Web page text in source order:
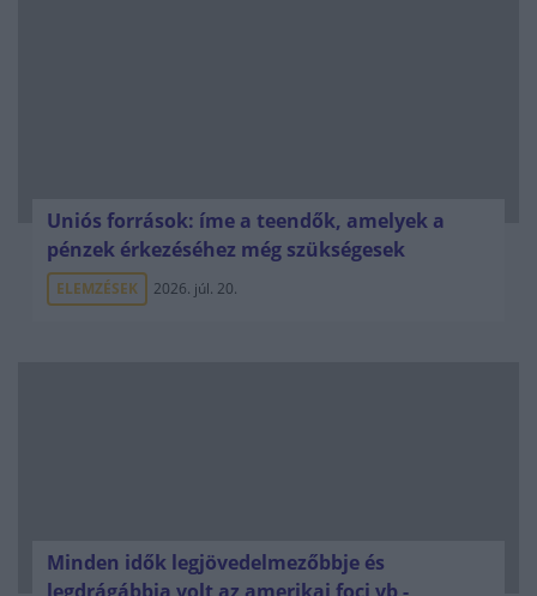
Uniós források: íme a teendők, amelyek a
pénzek érkezéséhez még szükségesek
ELEMZÉSEK 2026. júl. 20.
Minden idők legjövedelmezőbbje és